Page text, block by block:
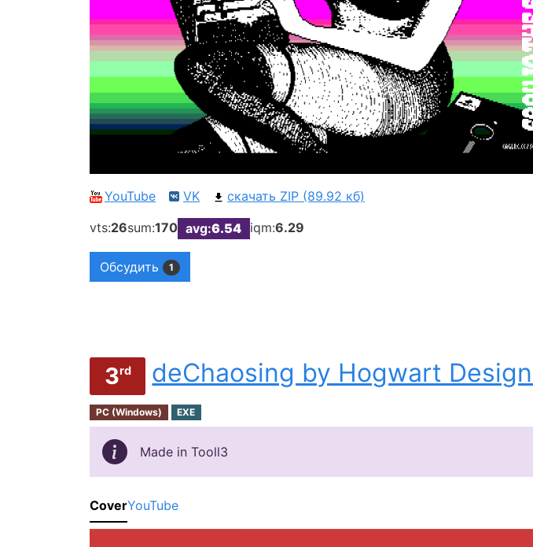
YouTube VK
скачать ZIP (89.92 кб)
vts:26sum:170 avg:6.54 iqm:6.29
Обсудить 1
3rd deChaosing by Hogwart
PC (Windows) EXE
Made in Tooll3
CoverYouTube